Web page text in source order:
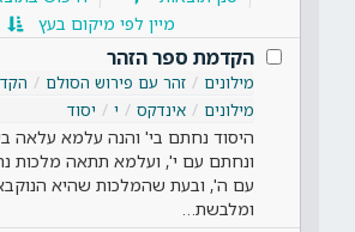
מיין לפי מיקום בעץ
הקדמת ספר הזהר
מילונים זהר עם פירוש הסולם
מילונים
אינדקס י יסוד
היסוד נחתם בי' והנה עלמא עלאה
ונחתם עם י', ועלמא תתאה מלכות
עם ה', ובעת שהמלכות שהיא
ומלבשת…